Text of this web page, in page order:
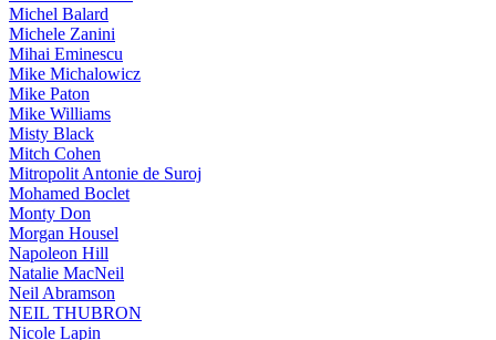
Michel Balard
Michele Zanini
Mihai Eminescu
Mike Michalowicz
Mike Paton
Mike Williams
Misty Black
Mitch Cohen
Mitropolit Antonie de Suroj
Mohamed Boclet
Monty Don
Morgan Housel
Napoleon Hill
Natalie MacNeil
Neil Abramson
NEIL THUBRON
Nicole Lapin